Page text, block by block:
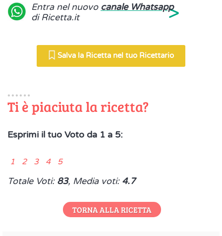
Entra nel nuovo canale Whatsapp
di Ricetta.it
>
Salva la Ricetta nel tuo Ricettario
Ti è piaciuta la ricetta?
Esprimi il tuo Voto da 1 a 5:
1 2 3 4 5
Totale Voti: 83, Media voti: 4.7
TORNA ALLA RICETTA